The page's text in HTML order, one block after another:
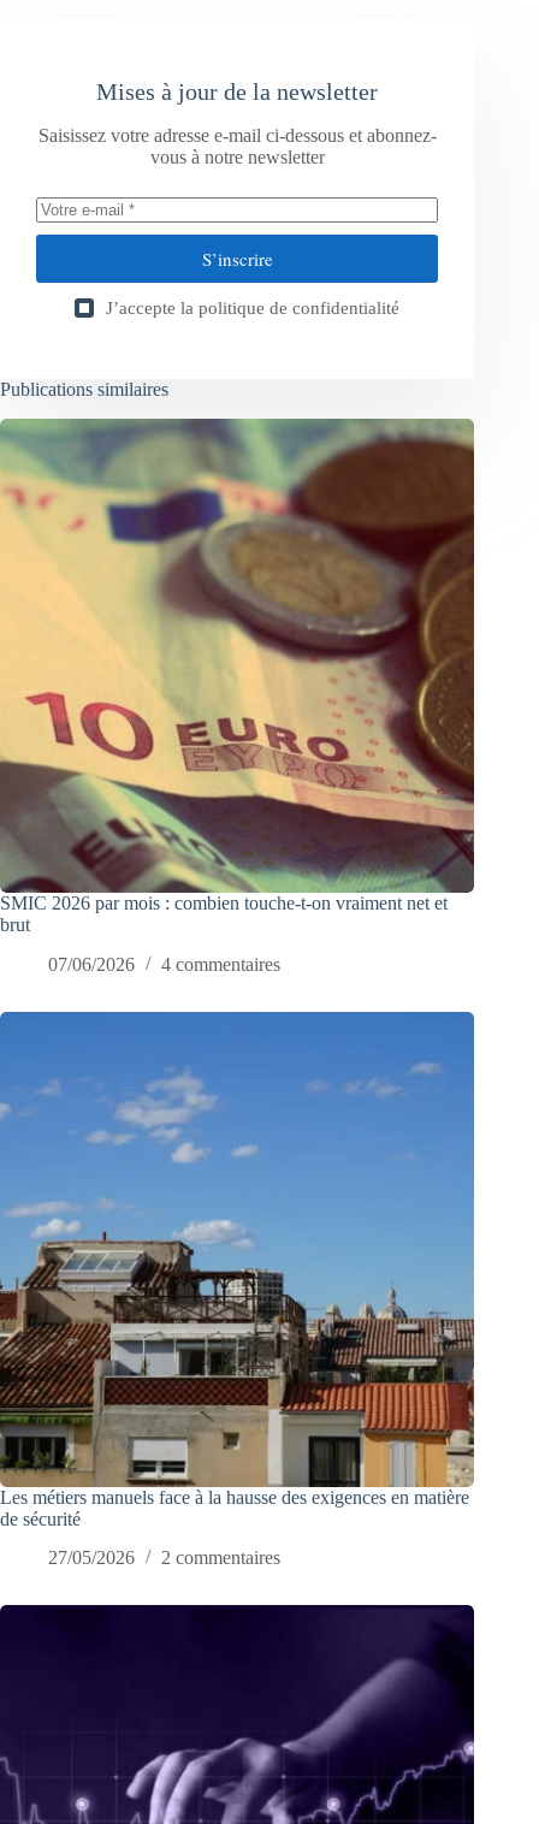
Mises à jour de la newsletter
Saisissez votre adresse e-mail ci-dessous et abonnez-
vous à notre newsletter
S’inscrire
J’accepte la politique de confidentialité
Publications similaires
SMIC 2026 par mois : combien touche-t-on vraiment net et
brut
07/06/2026
4 commentaires
Les métiers manuels face à la hausse des exigences en matière
de sécurité
27/05/2026
2 commentaires